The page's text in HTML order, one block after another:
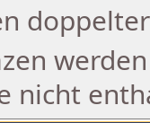
nicht